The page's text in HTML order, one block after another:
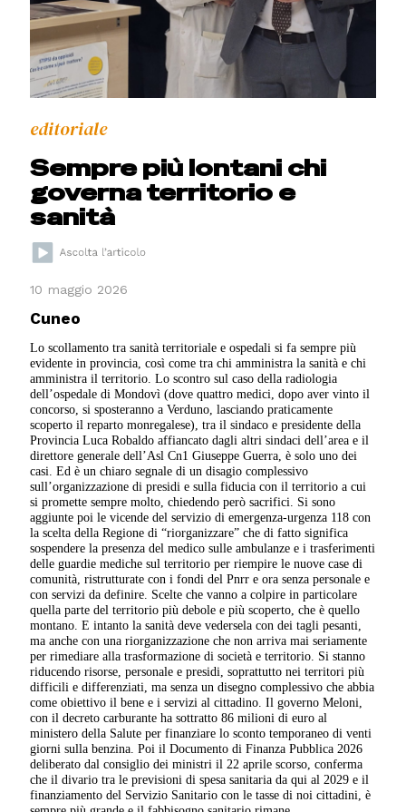
editoriale
Sempre più lontani chi
governa territorio e
sanità
10 maggio 2026
Cuneo
Lo scollamento tra sanità territoriale e ospedali si fa sempre più
evidente in provincia, così come tra chi amministra la sanità e chi
amministra il territorio. Lo scontro sul caso della radiologia
dell’ospedale di Mondovì (dove quattro medici, dopo aver vinto il
concorso, si sposteranno a Verduno, lasciando praticamente
scoperto il reparto monregalese), tra il sindaco e presidente della
Provincia Luca Robaldo affiancato dagli altri sindaci dell’area e il
direttore generale dell’Asl Cn1 Giuseppe Guerra, è solo uno dei
casi. Ed è un chiaro segnale di un disagio complessivo
sull’organizzazione di presidi e sulla fiducia con il territorio a cui
si promette sempre molto, chiedendo però sacrifici. Si sono
aggiunte poi le vicende del servizio di emergenza-urgenza 118 con
la scelta della Regione di “riorganizzare” che di fatto significa
sospendere la presenza del medico sulle ambulanze e i trasferimenti
delle guardie mediche sul territorio per riempire le nuove case di
comunità, ristrutturate con i fondi del Pnrr e ora senza personale e
con servizi da definire. Scelte che vanno a colpire in particolare
quella parte del territorio più debole e più scoperto, che è quello
montano. E intanto la sanità deve vedersela con dei tagli pesanti,
ma anche con una riorganizzazione che non arriva mai seriamente
per rimediare alla trasformazione di società e territorio. Si stanno
riducendo risorse, personale e presidi, soprattutto nei territori più
difficili e differenziati, ma senza un disegno complessivo che abbia
come obiettivo il bene e i servizi al cittadino. Il governo Meloni,
con il decreto carburante ha sottratto 86 milioni di euro al
ministero della Salute per finanziare lo sconto temporaneo di venti
giorni sulla benzina. Poi il Documento di Finanza Pubblica 2026
deliberato dal consiglio dei ministri il 22 aprile scorso, conferma
che il divario tra le previsioni di spesa sanitaria da qui al 2029 e il
finanziamento del Servizio Sanitario con le tasse di noi cittadini, è